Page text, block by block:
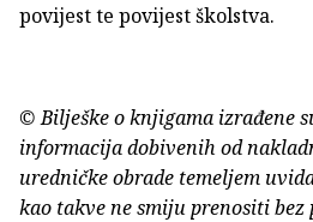
povijest te povijest školstva.
© Bilješke o knjigama izrađene
informacija dobivenih od
uredničke obrade temeljem
kao takve ne smiju prenositi bez